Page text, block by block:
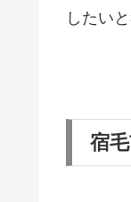
したい
宿